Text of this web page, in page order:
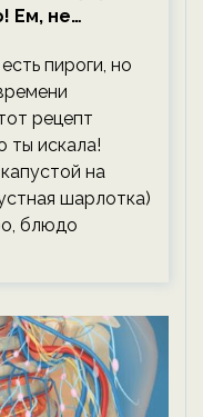
Ем, не
пироги, но
рецепт
ты искала!
на
шарлотка)
блюдо